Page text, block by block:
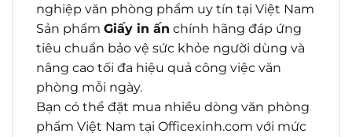
nghiệp văn phòng phẩm uy tín tại Việt Nam
Sản phẩm Giấy in ấn chính hãng đáp ứng
tiêu chuẩn bảo vệ sức khỏe người dùng và
nâng cao tối đa hiệu quả công việc văn
phòng mỗi ngày.
Bạn có thể đặt mua nhiều dòng văn phòng
phẩm Việt Nam tại Officexinh.com với mức